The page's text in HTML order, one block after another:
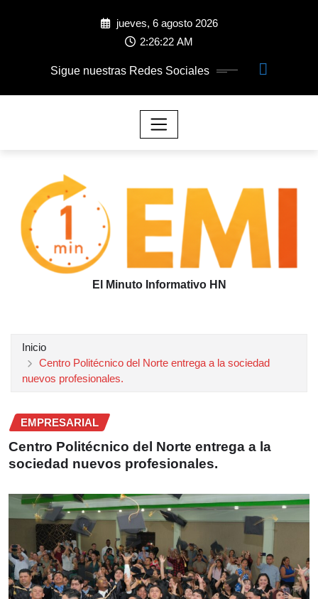
jueves, 6 agosto 2026
2:26:23 AM
Sigue nuestras Redes Sociales
El Minuto Informativo HN
Inicio
Centro Politécnico del Norte entrega a la sociedad
nuevos profesionales.
EMPRESARIAL
Centro Politécnico del Norte entrega a la
sociedad nuevos profesionales.